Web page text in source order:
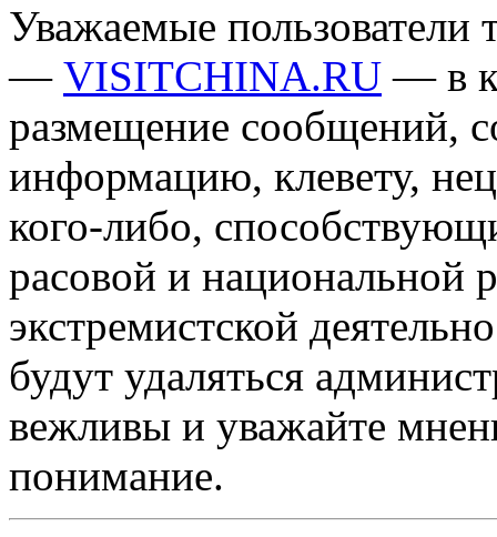
Уважаемые пользователи
— VISITCHINA.RU — в
размещение сообщений,
информацию, клевету,
кого-либо,
расовой и национальной
экстремистской
будут удаляться
вежливы и уважайте
понимание.